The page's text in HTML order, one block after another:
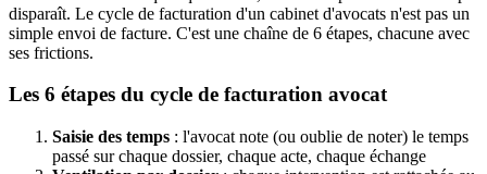
disparaît. Le cycle de facturation d'un cabinet d'avocats n'est pas un
simple envoi de facture. C'est une chaîne de 6 étapes, chacune avec
ses frictions.
Les 6 étapes du cycle de facturation avocat
Saisie des temps : l'avocat note (ou oublie de noter) le temps
passé sur chaque dossier, chaque acte, chaque échange